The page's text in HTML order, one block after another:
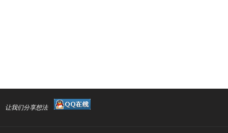
让我们分享想法